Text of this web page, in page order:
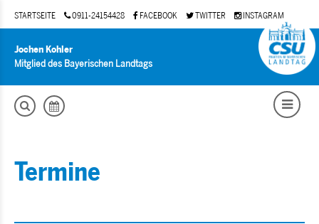
STARTSEITE 0911-24154428 FACEBOOK TWITTER INSTAGRAM
Jochen Kohler
Mitglied des Bayerischen Landtags
Termine